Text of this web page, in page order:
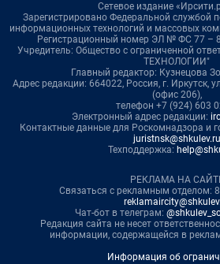
Сетевое издание
Зарегистрировано Федеральной службой
информационных технологий и массовых
Регистрационный номер ЭЛ № ФС 77 –
Учредитель: Общество с ограниченной
ТЕХНОЛОГИИ"
Главный редактор: Кузнецова
Адрес редакции: 664022, Россия, г. Иркутск,
(офис 206),
телефон +7 (924) 603
Электронный адрес редакции:
Контактные данные для Роскомнадзора и
juristnsk@shkulev.ru
Техподдержка:
РЕКЛАМА НА
Связаться с рекламным отделом:
Чат-бот в телеграм:
Редакция сайта не несет
информации, содержащейся в
Информация об